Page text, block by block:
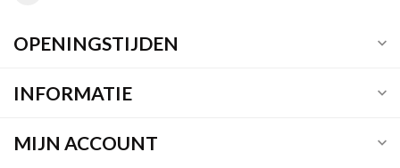
OPENINGSTIJDEN
INFORMATIE
MIJN ACCOUNT